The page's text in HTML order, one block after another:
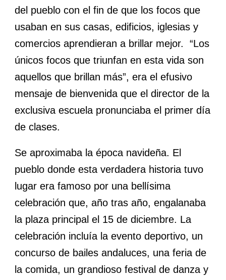
del pueblo con el fin de que los focos que
usaban en sus casas, edificios, iglesias y
comercios aprendieran a brillar mejor. “Los
únicos focos que triunfan en esta vida son
aquellos que brillan más”, era el efusivo
mensaje de bienvenida que el director de la
exclusiva escuela pronunciaba el primer día
de clases.
Se aproximaba la época navideña. El
pueblo donde esta verdadera historia tuvo
lugar era famoso por una bellísima
celebración que, año tras año, engalanaba
la plaza principal el 15 de diciembre. La
celebración incluía la evento deportivo, un
concurso de bailes andaluces, una feria de
la comida, un grandioso festival de danza y